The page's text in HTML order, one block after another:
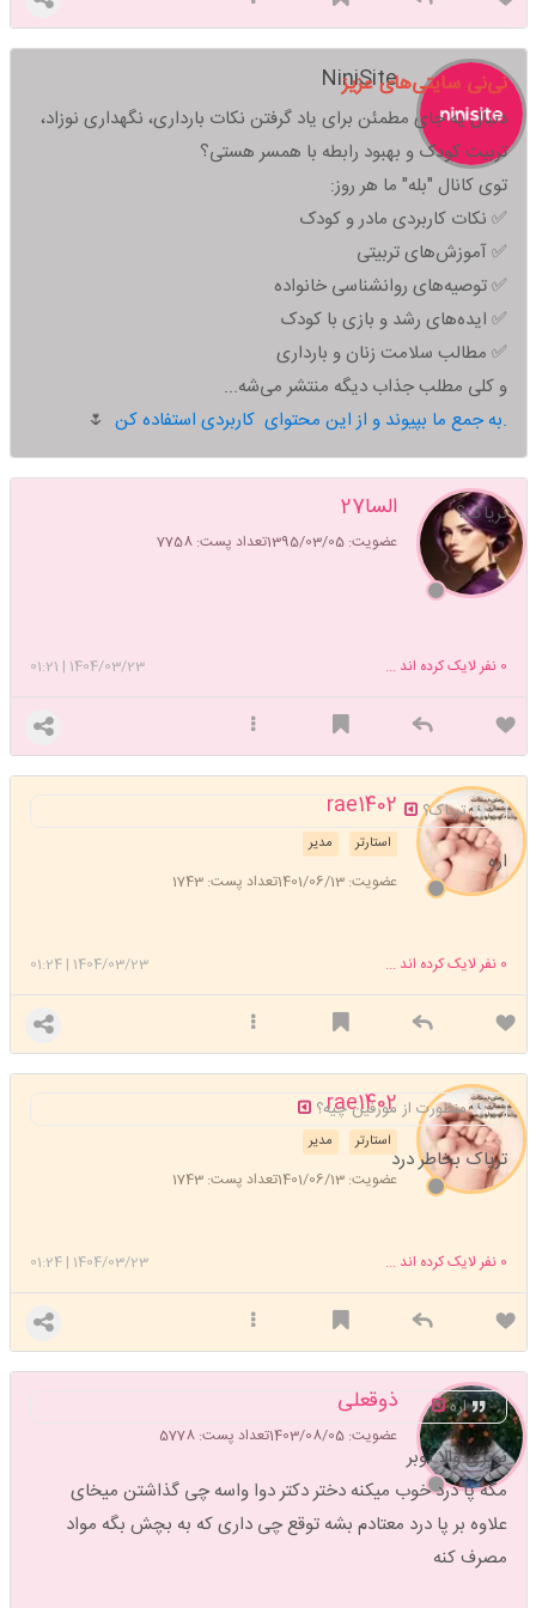
NiniSite
نی‌نی سایتی‌های عزیز
دنبال یه جای مطمئن برای یاد گرفتن نکات بارداری، نگهداری نوزاد،
تربیت کودک و بهبود رابطه با همسر هستی؟
توی کانال "بله" ما هر روز:
✅ نکات کاربردی مادر و کودک
✅ آموزش‌های تربیتی
✅ توصیه‌های روانشناسی خانواده
✅ ایده‌های رشد و بازی با کودک
✅ مطالب سلامت زنان و بارداری
و کلی مطلب جذاب دیگه منتشر می‌شه...
به جمع ما بپیوند و از این محتوای کاربردی استفاده کن.
🌷
السا27
عضویت: 1395/03/05 تعداد پست: 7758
تریاک؟
1404/03/23
|
01:21 0 نفر لایک کرده اند ...
rae1402
مدیر استارتر
عضویت: 1401/06/13 تعداد پست: 1743
تریاک؟
اره
1404/03/23
|
01:24 0 نفر لایک کرده اند ...
rae1402
مدیر استارتر
عضویت: 1401/06/13 تعداد پست: 1743
منظورت از مورفین چیه؟
تریاک بخاطر درد
1404/03/23
|
01:24 0 نفر لایک کرده اند ...
ذوقعلی
عضویت: 1403/08/05 تعداد پست: 5778
اره
نوبری والا نوبر
مگه پا درد خوب میکنه دختر دکتر دوا واسه چی گذاشتن میخای
علاوه بر پا درد معتادم بشه توقع چی داری که به بچش بگه مواد
مصرف کنه